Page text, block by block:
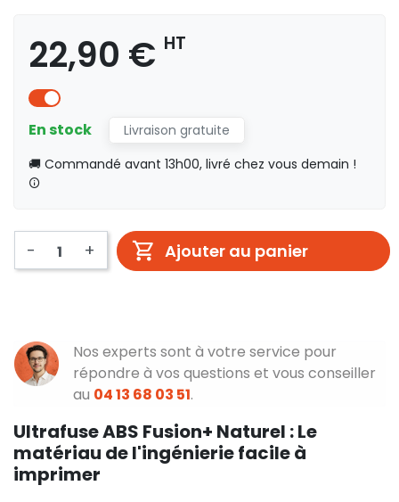
22,90 € HT
En stock
Livraison gratuite
🚚 Commandé avant 13h00, livré chez vous demain !
- + Ajouter au panier
Nos experts sont à votre service pour
répondre à vos questions et vous conseiller
au 04 13 68 03 51.
Ultrafuse ABS Fusion+ Naturel : Le
matériau de l'ingénierie facile à
imprimer